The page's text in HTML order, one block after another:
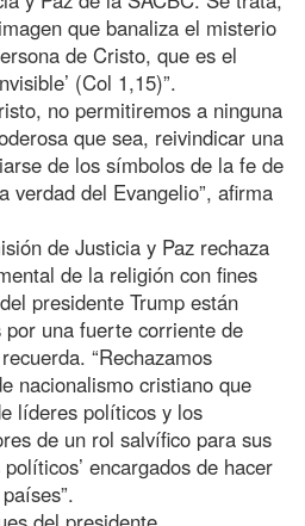
que banaliza el misterio
de Cristo, que es el
(Col 1,15)”.
no permitiremos a ninguna
que sea, reivindicar una
de los símbolos de la fe de
verdad del Evangelio”, afirma
de Justicia y Paz rechaza
de la religión con fines
presidente Trump están
una fuerte corriente de
“Rechazamos
nacionalismo cristiano que
líderes políticos y los
de un rol salvífico para sus
encargados de hacer